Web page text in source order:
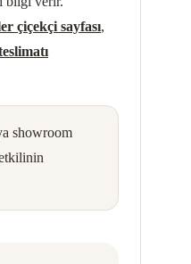
çiçekçi sayfası,
showroom